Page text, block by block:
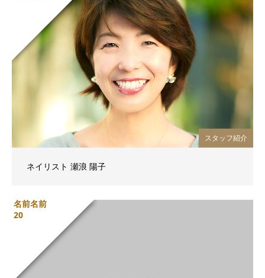
スタッフ紹介
ネイリスト 瀬浪 陽子
名前名前
20